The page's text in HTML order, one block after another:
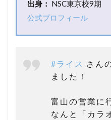
め
出身： NSC東京校9期
公式プロフィール
#ライス
さん
ました！
富山の営業に
なんと「カラ